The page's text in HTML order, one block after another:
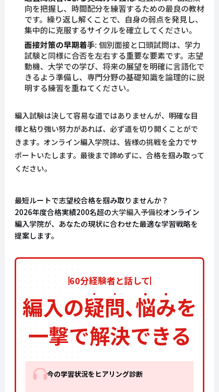
向を把握し、時間配分を練習するための最良の教材
です。繰り返し解くことで、自身の弱点を発見し、
集中的に克服するサイクルを確立してください。
面接対策の早期着手: 個別面接と口頭試問は、学力
試験と同様に合否を左右する重要な要素です。志望
動機、大学での学び、将来の展望を明確に言語化で
きるよう準備し、専門分野の基礎知識を論理的に説
明する練習を重ねてください。
編入試験は決して容易な道ではありませんが、明確な目
標と粘り強い努力があれば、必ず道を切り開くことがで
きます。オンライン編入学院は、皆様の挑戦を全力でサ
ポートいたします。最後まで諦めずに、合格を掴み取って
ください。
最短ルートで志望校合格を掴み取りませんか？
2026年度合格実績200名超の大学編入予備校オンライン
編入学院が、あなたの現状に合わせた最適な学習戦略を
提案します。
60分経験者と話して
編入の疑問､悩みを
一撃で解決できる
今の学習状況をヒアリング診断